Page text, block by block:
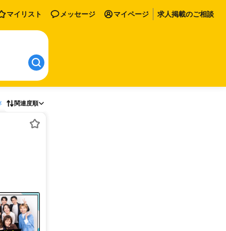
マイリスト メッセージ マイページ 求人掲載のご相談
関連度順